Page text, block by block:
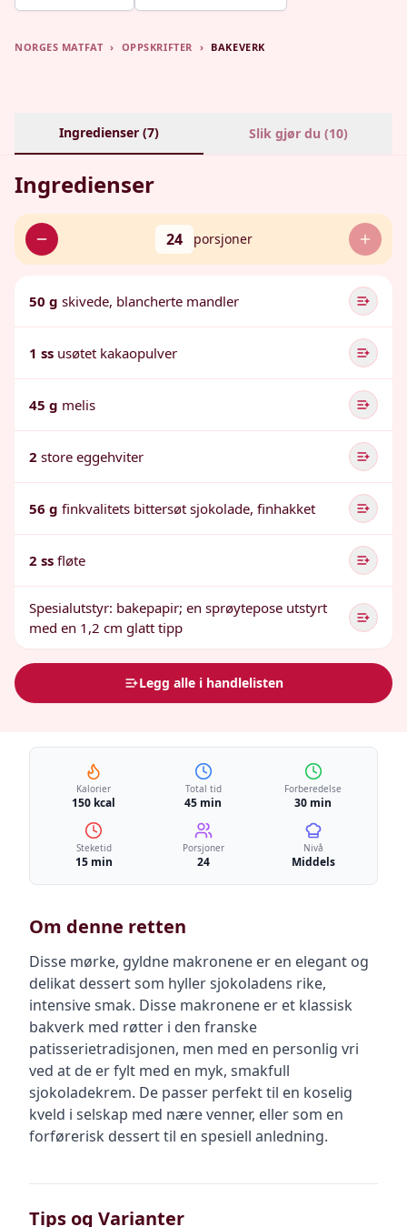
NORGES MATFAT › OPPSKRIFTER › BAKEVERK
Ingredienser (7) Slik gjør du (10)
Ingredienser
24 porsjoner
50 g skivede, blancherte mandler
1 ss usøtet kakaopulver
45 g melis
2 store eggehviter
56 g finkvalitets bittersøt sjokolade, finhakket
2 ss fløte
Spesialutstyr: bakepapir; en sprøytepose utstyrt
med en 1,2 cm glatt tipp
Legg alle i handlelisten
Kalorier
150 kcal
Total tid
45 min
Forberedelse
30 min
Steketid
15 min
Porsjoner
24
Nivå
Middels
Om denne retten
Disse mørke, gyldne makronene er en elegant og
delikat dessert som hyller sjokoladens rike,
intensive smak. Disse makronene er et klassisk
bakverk med røtter i den franske
patisserietradisjonen, men med en personlig vri
ved at de er fylt med en myk, smakfull
sjokoladekrem. De passer perfekt til en koselig
kveld i selskap med nære venner, eller som en
forførerisk dessert til en spesiell anledning.
Tips og Varianter